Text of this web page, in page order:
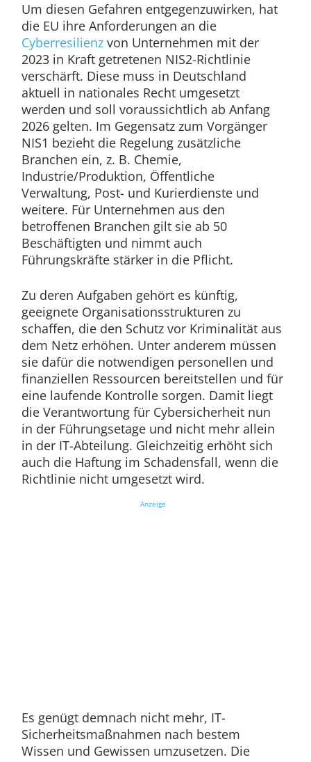
Um diesen Gefahren entgegenzuwirken, hat
die EU ihre Anforderungen an die
Cyberresilienzvon Unternehmen mit der
2023 in Kraft getretenen NIS2-Richtlinie
verschärft. Diese muss in Deutschland
aktuell in nationales Recht umgesetzt
werden und soll voraussichtlich ab Anfang
2026 gelten. Im Gegensatz zum Vorgänger
NIS1 bezieht die Regelung zusätzliche
Branchen ein, z. B. Chemie,
Industrie/Produktion, Öffentliche
Verwaltung, Post- und Kurierdienste und
weitere. Für Unternehmen aus den
betroffenen Branchen gilt sie ab 50
Beschäftigten und nimmt auch
Führungskräfte stärker in die Pflicht.
Zu deren Aufgaben gehört es künftig,
geeignete Organisationsstrukturen zu
schaffen, die den Schutz vor Kriminalität aus
dem Netz erhöhen. Unter anderem müssen
sie dafür die notwendigen personellen und
finanziellen Ressourcen bereitstellen und für
eine laufende Kontrolle sorgen. Damit liegt
die Verantwortung für Cybersicherheit nun
in der Führungsetage und nicht mehr allein
in der IT-Abteilung. Gleichzeitig erhöht sich
auch die Haftung im Schadensfall, wenn die
Richtlinie nicht umgesetzt wird.
Anzeige
Es genügt demnach nicht mehr, IT-
Sicherheitsmaßnahmen nach bestem
Wissen und Gewissen umzusetzen. Die